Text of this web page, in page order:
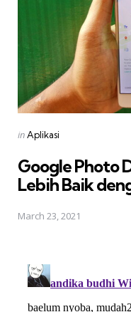
Posted
inAplikasi
Google Photo
Lebih Baik
March 23, 2021